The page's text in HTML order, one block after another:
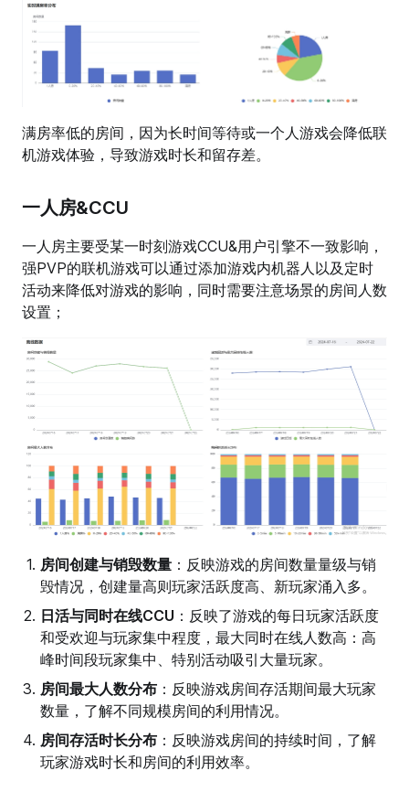
满房率低的房间，因为长时间等待或一个人游戏会降低联
机游戏体验，导致游戏时长和留存差。
一人房&CCU
一人房主要受某一时刻游戏CCU&用户引擎不一致影响，
强PVP的联机游戏可以通过添加游戏内机器人以及定时
活动来降低对游戏的影响，同时需要注意场景的房间人数
设置；
房间创建与销毁数量 ：反映游戏的房间数量量级与销
毁情况，创建量高则玩家活跃度高、新玩家涌入多。
日活与同时在线CCU ：反映了游戏的每日玩家活跃度
和受欢迎与玩家集中程度，最大同时在线人数高：高
峰时间段玩家集中、特别活动吸引大量玩家。
房间最大人数分布 ：反映游戏房间存活期间最大玩家
数量，了解不同规模房间的利用情况。
房间存活时长分布 ：反映游戏房间的持续时间，了解
玩家游戏时长和房间的利用效率。